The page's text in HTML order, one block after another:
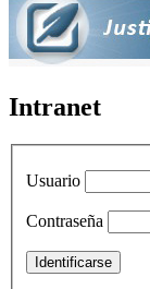
Intranet
Usuario
Contraseña